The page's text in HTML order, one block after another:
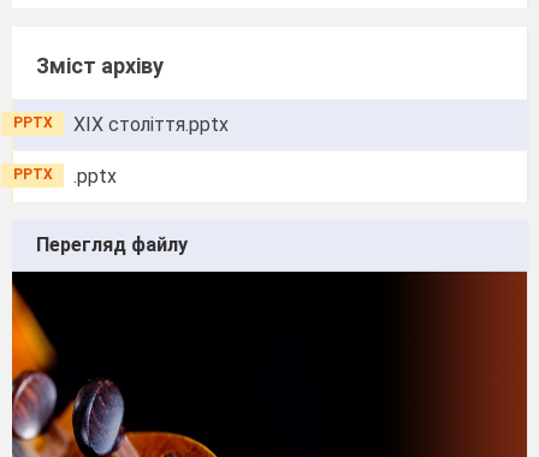
Зміст архіву
XIX століття.pptx
PPTX
.pptx
PPTX
Перегляд файлу